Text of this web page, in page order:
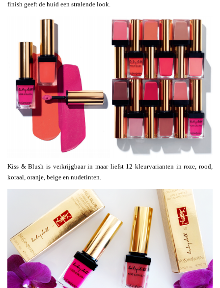
finish geeft de huid een stralende look.
Kiss & Blush is verkrijgbaar in maar liefst 12 kleurvarianten in roze, rood,
koraal, oranje, beige en nudetinten.